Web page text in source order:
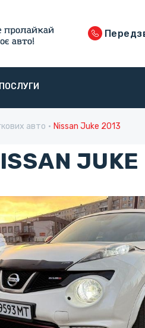
ПОСЛУГИ
авто Nissan Juke 2013